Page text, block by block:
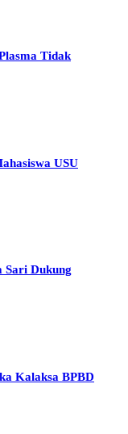
Tidak
USU
Sari Dukung
Kalaksa BPBD